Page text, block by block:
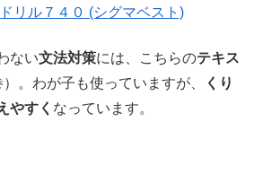
リル７４０ (シグマベスト)
ない文法対策には、こちらのテキス
。わが子も使っていますが、
くり
やすく なっています。